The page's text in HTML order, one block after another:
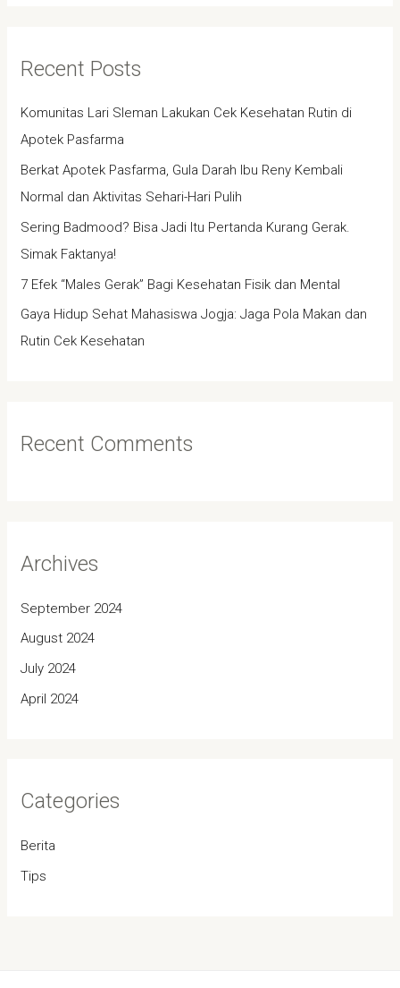
c
r
:
Recent Posts
Komunitas Lari Sleman Lakukan Cek Kesehatan Rutin di
Apotek Pasfarma
Berkat Apotek Pasfarma, Gula Darah Ibu Reny Kembali
Normal dan Aktivitas Sehari-Hari Pulih
Sering Badmood? Bisa Jadi Itu Pertanda Kurang Gerak.
Simak Faktanya!
7 Efek “Males Gerak” Bagi Kesehatan Fisik dan Mental
Gaya Hidup Sehat Mahasiswa Jogja: Jaga Pola Makan dan
Rutin Cek Kesehatan
Recent Comments
Archives
September 2024
August 2024
July 2024
April 2024
Categories
Berita
Tips